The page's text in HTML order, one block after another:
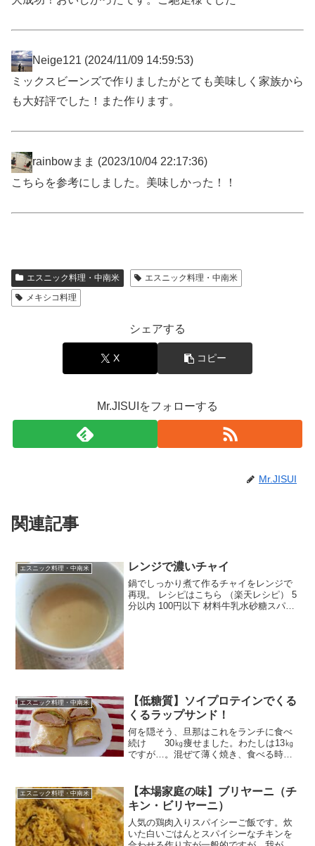
Neige121 (2024/11/09 14:59:53)
ミックスビーンズで作りましたがとても美味しく家族から
も大好評でした！また作ります。
rainbowまま (2023/10/04 22:17:36)
こちらを参考にしました。美味しかった！！
エスニック料理・中南米
エスニック料理・中南米
メキシコ料理
シェアする
X コピー
Mr.JISUIをフォローする
Mr.JISUI
関連記事
エスニック料理・中南米 レンジで濃いチャイ
鍋でしっかり煮て作るチャイをレンジで
再現。 レシピはこちら （楽天レシピ） 5
分以内 100円以下 材料牛乳水砂糖スパイ
エスニック料理・中南米
【低糖質】ソイプロテインでくる
くるラップサンド！
何を隠そう、旦那はこれをランチに食べ
続け 30㎏痩せました。わたしは13㎏
ですが…。混ぜて薄く焼き、食べる時具
30分 300円前後 材料◎ソイプロテイン◎
ゼロシュ...
エスニック料理・中南米
【本場家庭の味】ブリヤーニ（チ
キン・ビリヤーニ）
人気の鶏肉入りスパイシーご飯です。炊
いた白いごはんとスパイシーなチキンを